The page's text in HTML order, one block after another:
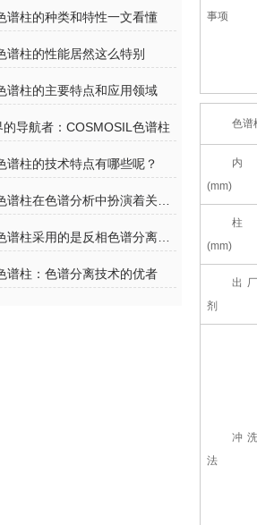
谱柱的种类和特性一文看懂
谱柱的性能居然这么特别
谱柱的主要特点和应用领域
导航者：COSMOSIL色谱柱
谱柱的技术特点有哪些呢？
谱柱：色谱分离技术的优者
事项
色谱
内
(mm)
柱
(mm)
出
剂
冲
法